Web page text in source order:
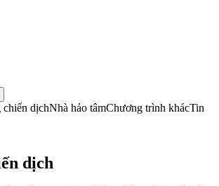
dịchNhà hảo tâmChương trình khácTin
dịch